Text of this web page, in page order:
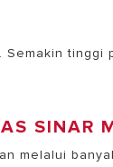
tinggi
SINAR
melalui